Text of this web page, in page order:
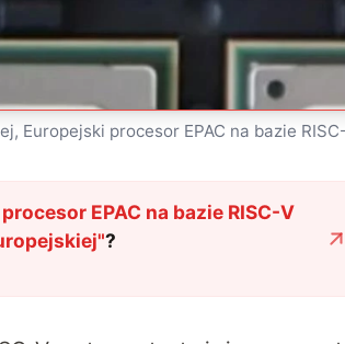
procesor EPAC na bazie
EPAC na bazie RISC-V
"?